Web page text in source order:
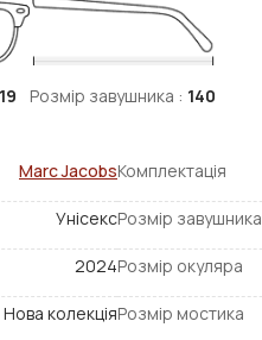
19 Розмір завушника : 140
Marc Jacobs
Унісекс
2024
Нова колекція
Комплектація
Розмір завушника
Розмір окуляра
Розмір мостика